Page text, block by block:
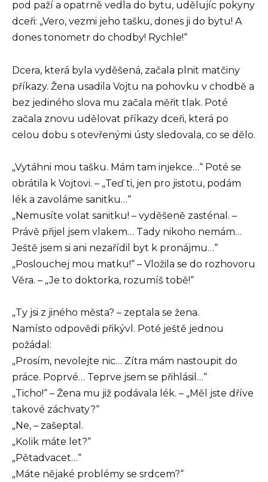
pod paží a opatrně vedla do bytu, udělujíc pokyny
dceři: „Vero, vezmi jeho tašku, dones ji do bytu! A
dones tonometr do chodby! Rychle!“
Dcera, která byla vyděšená, začala plnit matčiny
příkazy. Žena usadila Vojtu na pohovku v chodbě a
bez jediného slova mu začala měřit tlak. Poté
začala znovu udělovat příkazy dceři, která po
celou dobu s otevřenými ústy sledovala, co se dělo.
„Vytáhni mou tašku. Mám tam injekce…“ Poté se
obrátila k Vojtovi. – „Teď ti, jen pro jistotu, podám
lék a zavoláme sanitku…“
„Nemusíte volat sanitku! – vyděšeně zasténal. –
Právě přijel jsem vlakem… Tady nikoho nemám…
Ještě jsem si ani nezařídil byt k pronájmu…“
„Poslouchej mou matku!“ – Vložila se do rozhovoru
Věra. – „Je to doktorka, rozumíš tobě!“
„Ty jsi z jiného města? – zeptala se žena.
Namísto odpovědi přikývl. Poté ještě jednou
požádal:
„Prosím, nevolejte nic… Zítra mám nastoupit do
práce. Poprvé… Teprve jsem se přihlásil…“
„Ticho!“ – Žena mu již podávala lék. – „Měl jste dříve
takové záchvaty?“
„Ne, – zašeptal.
„Kolik máte let?“
„Pětadvacet…“
„Máte nějaké problémy se srdcem?“